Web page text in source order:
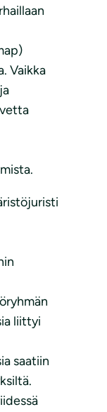
Vaikka
liittyi
saatiin